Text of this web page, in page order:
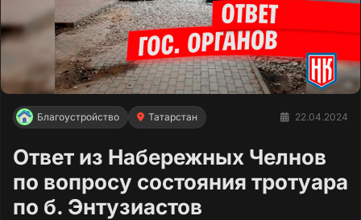
Благоустройство Татарстан 22.04.2024
Ответ из Набережных Челнов
по вопросу состояния тротуара
по б. Энтузиастов